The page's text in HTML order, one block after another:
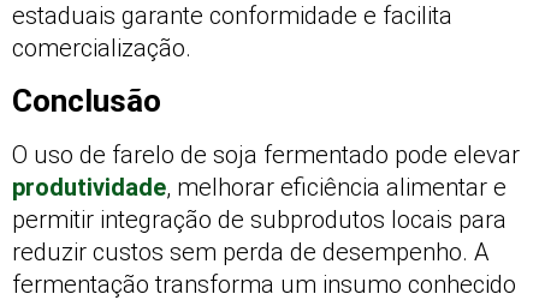
estaduais garante conformidade e facilita
comercialização.
Conclusão
O uso de farelo de soja fermentado pode elevar
produtividade, melhorar eficiência alimentar e
permitir integração de subprodutos locais para
reduzir custos sem perda de desempenho. A
fermentação transforma um insumo conhecido